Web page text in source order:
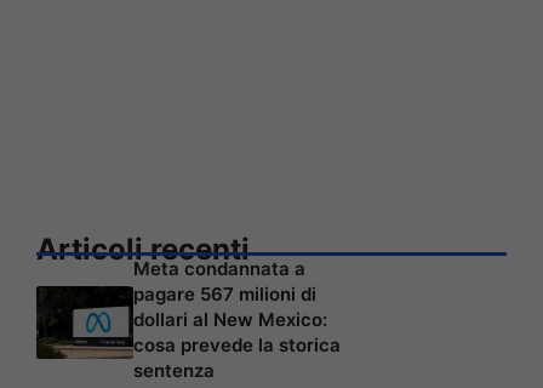
Articoli recenti
Meta condannata a
pagare 567 milioni di
dollari al New Mexico:
cosa prevede la storica
sentenza